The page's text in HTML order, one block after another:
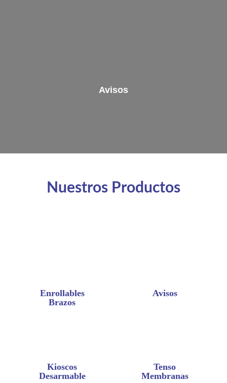
Avisos
Nuestros Productos
Enrollables
Brazos
Avisos
Kioscos
Desarmable
Tenso
Membranas